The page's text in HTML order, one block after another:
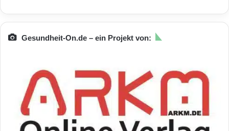
Gesundheit-On.de – ein Projekt von: